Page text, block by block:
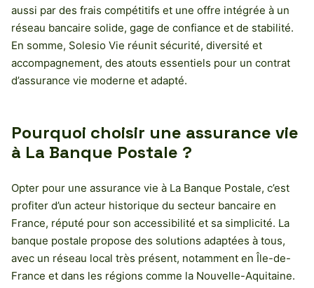
aussi par des frais compétitifs et une offre intégrée à un
réseau bancaire solide, gage de confiance et de stabilité.
En somme, Solesio Vie réunit sécurité, diversité et
accompagnement, des atouts essentiels pour un contrat
d’assurance vie moderne et adapté.
Pourquoi choisir une assurance vie
à La Banque Postale ?
Opter pour une assurance vie à La Banque Postale, c’est
profiter d’un acteur historique du secteur bancaire en
France, réputé pour son accessibilité et sa simplicité. La
banque postale propose des solutions adaptées à tous,
avec un réseau local très présent, notamment en Île-de-
France et dans les régions comme la Nouvelle-Aquitaine.